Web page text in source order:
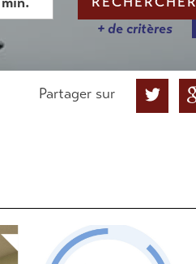
+ de critères
Partager sur